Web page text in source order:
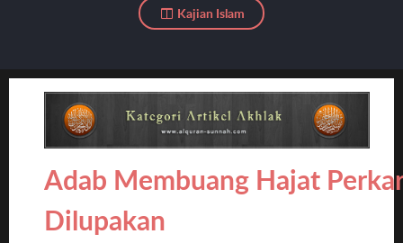
Kajian Islam
Adab Membuang Hajat
Dilupakan